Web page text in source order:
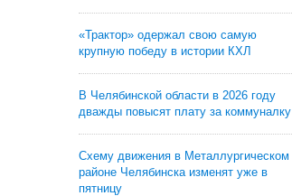
«Трактор» одержал свою самую
крупную победу в истории КХЛ
В Челябинской области в 2026 году
дважды повысят плату за коммуналку
Схему движения в Металлургическом
районе Челябинска изменят уже в
пятницу